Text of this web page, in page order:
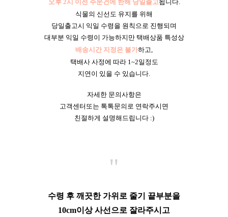
오후 2시 이전 주문건에 한해 당일출고됩니다.
식물의 신선도 유지를 위해
당일출고시 익일 수령을 원칙으로 진행되며
대부분 익일 수령이 가능하지만 택배상품 특성상
배송시간 지정은 불가하고,
택배사 사정에 따라 1~2일정도
지연이 있을 수 있습니다.
자세한 문의사항은
고객센터또는 톡톡문의로 연락주시면
친절하게 설명해드립니다 :)
"
수령 후 깨끗한 가위로 줄기 끝부분을
10cm이상 사선으로 잘라주시고